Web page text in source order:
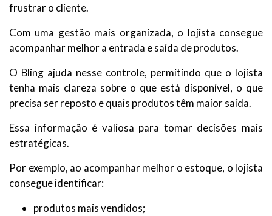
frustrar o cliente.
Com uma gestão mais organizada, o lojista consegue
acompanhar melhor a entrada e saída de produtos.
O Bling ajuda nesse controle, permitindo que o lojista
tenha mais clareza sobre o que está disponível, o que
precisa ser reposto e quais produtos têm maior saída.
Essa informação é valiosa para tomar decisões mais
estratégicas.
Por exemplo, ao acompanhar melhor o estoque, o lojista
consegue identificar:
produtos mais vendidos;